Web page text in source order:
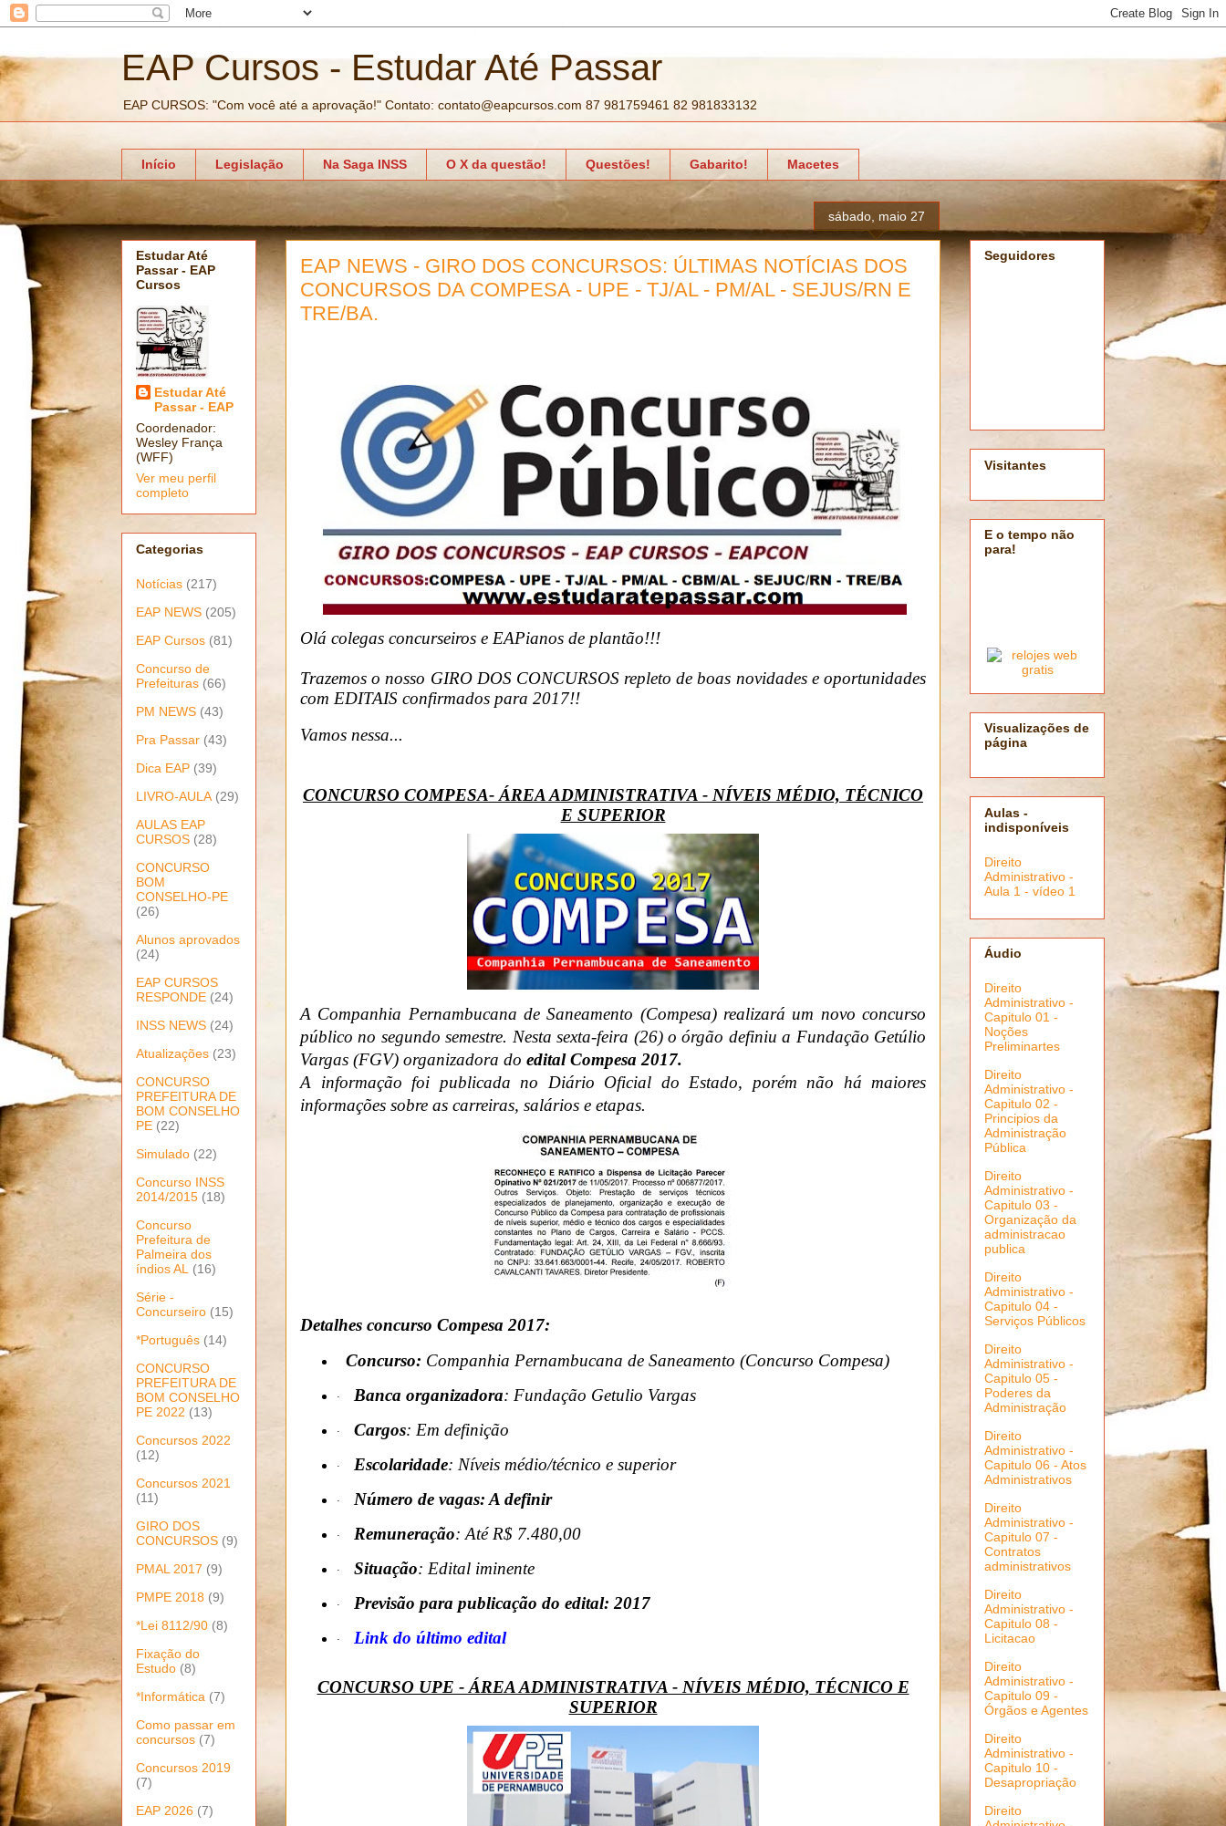
EAP Cursos - Estudar Até Passar
EAP CURSOS: "Com você até a aprovação!" Contato: contato@eapcursos.com 87 981759461 82 981833132
Início Legislação Na Saga INSS O X da questão! Questões! Gabarito! Macetes
sábado, maio 27
EAP NEWS - GIRO DOS CONCURSOS: ÚLTIMAS NOTÍCIAS DOS
CONCURSOS DA COMPESA - UPE - TJ/AL - PM/AL - SEJUS/RN E
TRE/BA.
Olá colegas concurseiros e EAPianos de plantão!!!
Trazemos o nosso GIRO DOS CONCURSOS repleto de boas novidades e oportunidades
com EDITAIS confirmados para 2017!!
Vamos nessa...
CONCURSO COMPESA- ÁREA ADMINISTRATIVA - NÍVEIS MÉDIO, TÉCNICO
E SUPERIOR
A Companhia Pernambucana de Saneamento (Compesa) realizará um novo concurso
público no segundo semestre. Nesta sexta-feira (26) o órgão definiu a Fundação Getúlio
Vargas (FGV) organizadora do edital Compesa 2017.
A informação foi publicada no Diário Oficial do Estado, porém não há maiores
informações sobre as carreiras, salários e etapas.
Detalhes concurso Compesa 2017:
Concurso: Companhia Pernambucana de Saneamento (Concurso Compesa)
· Banca organizadora: Fundação Getulio Vargas
· Cargos: Em definição
· Escolaridade: Níveis médio/técnico e superior
· Número de vagas: A definir
· Remuneração: Até R$ 7.480,00
· Situação: Edital iminente
· Previsão para publicação do edital: 2017
· Link do último edital
CONCURSO UPE - ÁREA ADMINISTRATIVA - NÍVEIS MÉDIO, TÉCNICO E
SUPERIOR
Estudar Até
Passar - EAP
Cursos
Estudar Até
Passar - EAP
Coordenador:
Wesley França
(WFF)
Ver meu perfil
completo
Categorias
Notícias (217)
EAP NEWS (205)
EAP Cursos (81)
Concurso de
Prefeituras (66)
PM NEWS (43)
Pra Passar (43)
Dica EAP (39)
LIVRO-AULA (29)
AULAS EAP
CURSOS (28)
CONCURSO
BOM
CONSELHO-PE
(26)
Alunos aprovados
(24)
EAP CURSOS
RESPONDE (24)
INSS NEWS (24)
Atualizações (23)
CONCURSO
PREFEITURA DE
BOM CONSELHO
PE (22)
Simulado (22)
Concurso INSS
2014/2015 (18)
Concurso
Prefeitura de
Palmeira dos
índios AL
(16)
Série -
Concurseiro (15)
*Português (14)
CONCURSO
PREFEITURA DE
BOM CONSELHO
PE 2022 (13)
Concursos 2022
(12)
Concursos 2021
(11)
GIRO DOS
CONCURSOS (9)
PMAL 2017 (9)
PMPE 2018 (9)
*Lei 8112/90 (8)
Fixação do
Estudo (8)
*Informática (7)
Como passar em
concursos (7)
Concursos 2019
(7)
EAP 2026 (7)
Seguidores
Visitantes
E o tempo não
para!
Visualizações de
página
Aulas -
indisponíveis
Direito
Administrativo -
Aula 1 - vídeo 1
Áudio
Direito
Administrativo -
Capitulo 01 -
Noções
Preliminartes
Direito
Administrativo -
Capitulo 02 -
Principios da
Administração
Pública
Direito
Administrativo -
Capitulo 03 -
Organização da
administracao
publica
Direito
Administrativo -
Capitulo 04 -
Serviços Públicos
Direito
Administrativo -
Capitulo 05 -
Poderes da
Administração
Direito
Administrativo -
Capitulo 06 - Atos
Administrativos
Direito
Administrativo -
Capitulo 07 -
Contratos
administrativos
Direito
Administrativo -
Capitulo 08 -
Licitacao
Direito
Administrativo -
Capitulo 09 -
Órgãos e Agentes
Direito
Administrativo -
Capitulo 10 -
Desapropriação
Direito